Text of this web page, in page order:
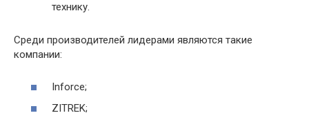
технику.
Среди производителей лидерами являются такие
компании:
Inforce;
ZITREK;